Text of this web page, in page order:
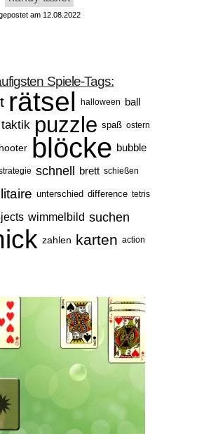
am 12.08.2022
Spiele-Tags:
rätsel halloween ball
taktik puzzle spaß ostern
blöcke bubble
schnell brett schießen
unterschied difference tetris
wimmelbild suchen
zahlen karten action